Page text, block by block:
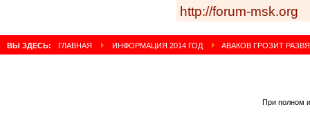
http://forum-msk.org
ВЫ ЗДЕСЬ: ГЛАВНАЯ ИНФОРМАЦИЯ 2014 ГОД АВАКОВ ГРОЗИТ
При полном